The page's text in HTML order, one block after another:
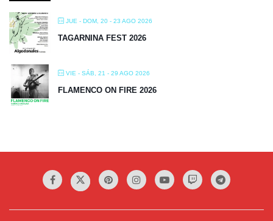
JUE - DOM, 20 - 23 AGO 2026
TAGARNINA FEST 2026
VIE - SÁB, 21 - 29 AGO 2026
FLAMENCO ON FIRE 2026